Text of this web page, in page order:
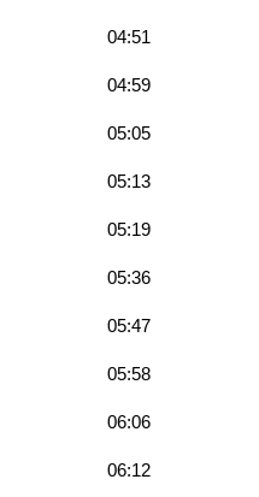
04:51
04:59
05:05
05:13
05:19
05:36
05:47
05:58
06:06
06:12